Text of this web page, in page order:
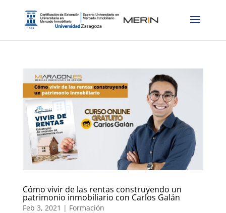
Cómo vivir de las rentas construyendo un
patrimonio inmobiliario con Carlos Galán
Feb 3, 2021 | Formación